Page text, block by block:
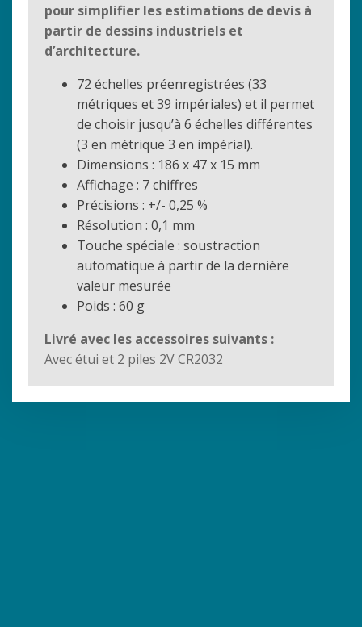
pour simplifier les estimations de devis à
partir de dessins industriels et
d’architecture.
72 échelles préenregistrées (33
métriques et 39 impériales) et il permet
de choisir jusqu’à 6 échelles différentes
(3 en métrique 3 en impérial).
Dimensions : 186 x 47 x 15 mm
Affichage : 7 chiffres
Précisions : +/- 0,25 %
Résolution : 0,1 mm
Touche spéciale : soustraction
automatique à partir de la dernière
valeur mesurée
Poids : 60 g
Livré avec les accessoires suivants :
Avec étui et 2 piles 2V CR2032